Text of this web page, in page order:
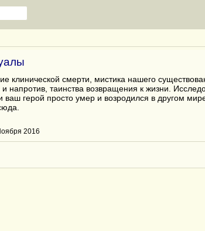
клинической смерти, мистика нашего
таинства возвращения к жизни.
герой просто умер и возродился в другом
2016